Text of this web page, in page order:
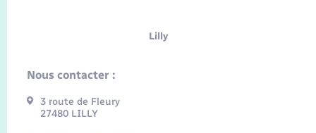
Lilly
Nous contacter :
3 route de Fleury
27480 LILLY